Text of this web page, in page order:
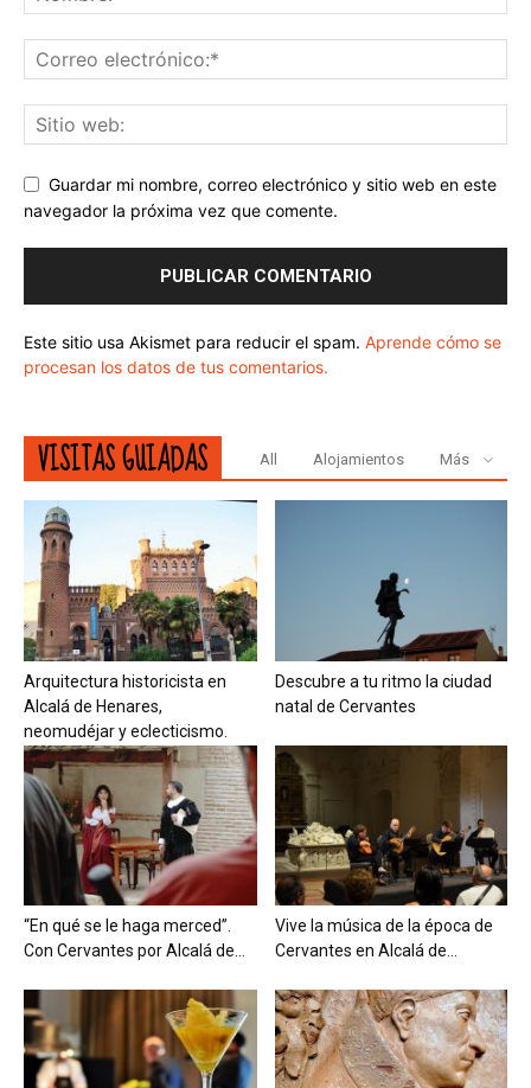
Guardar mi nombre, correo electrónico y sitio web en este
navegador la próxima vez que comente.
Este sitio usa Akismet para reducir el spam. Aprende cómo se
procesan los datos de tus comentarios.
VISITAS GUIADAS All Alojamientos Más
Arquitectura historicista en
Alcalá de Henares,
neomudéjar y eclecticismo.
Descubre a tu ritmo la ciudad
natal de Cervantes
“En qué se le haga merced”.
Con Cervantes por Alcalá de...
Vive la música de la época de
Cervantes en Alcalá de...